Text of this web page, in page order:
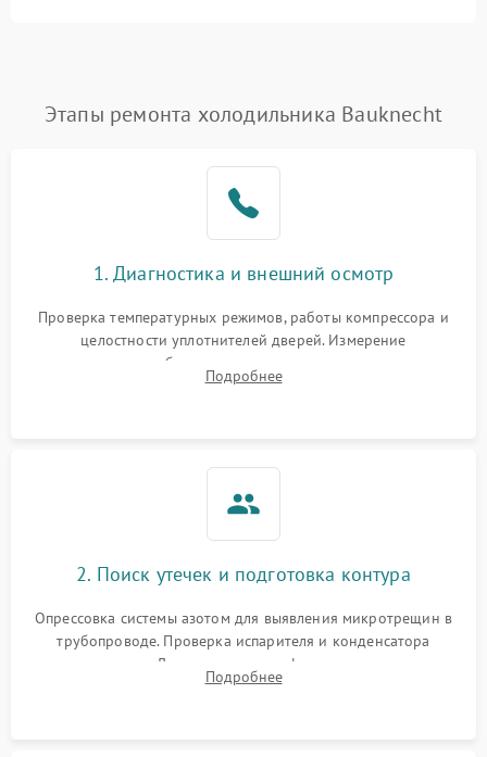
Этапы ремонта холодильника Bauknecht
1. Диагностика и внешний осмотр
Проверка температурных режимов, работы компрессора и
целостности уплотнителей дверей. Измерение
сопротивления обмоток мотора, проверка термостата и
считывание кодов ошибок с электронного дисплея.
Подробнее
2. Поиск утечек и подготовка контура
Опрессовка системы азотом для выявления микротрещин в
трубопроводе. Проверка испарителя и конденсатора
течеискателем. Демонтаж старого фильтра-осушителя и
продувка капиллярной трубки для устранения засоров.
Подробнее